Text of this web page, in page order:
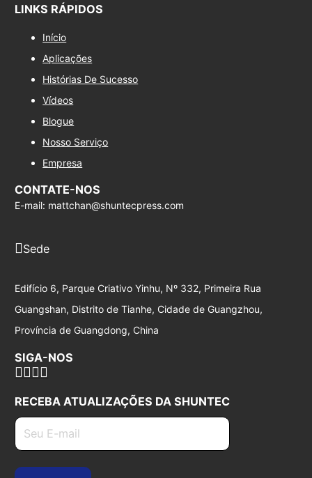
LINKS RÁPIDOS
Início
Aplicações
Histórias De Sucesso
Vídeos
Blogue
Nosso Serviço
Empresa
CONTATE-NOS
E-mail: mattchan@shuntecpress.com
Sede
Edifício 6, Parque Criativo Yinhu, Nº 332, Primeira Rua
Guangshan, Distrito de Tianhe, Cidade de Guangzhou,
Província de Guangdong, China
SIGA-NOS
RECEBA ATUALIZAÇÕES DA SHUNTEC